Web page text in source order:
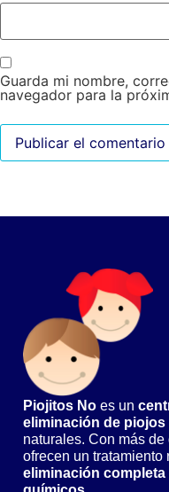
Guarda mi nombre,
navegador para la
Piojitos No es un
eliminación de piojos
naturales. Con más
ofrecen un
eliminación